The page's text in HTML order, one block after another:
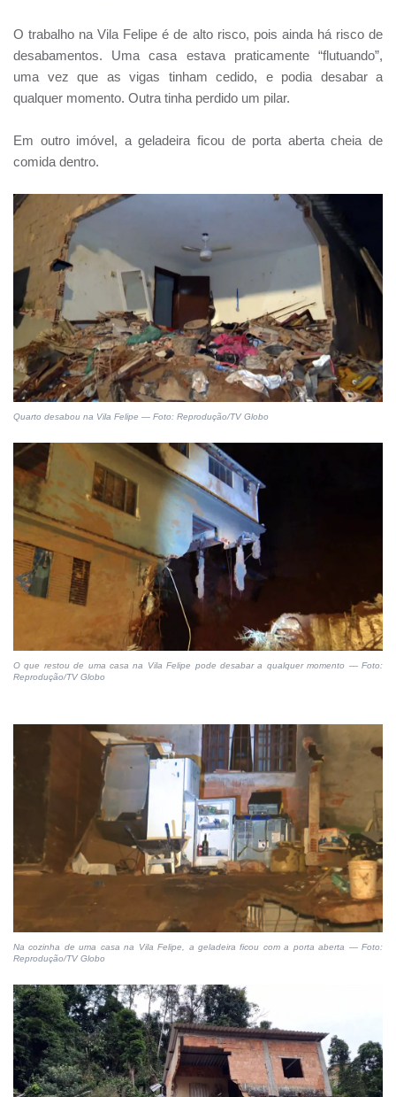
O trabalho na Vila Felipe é de alto risco, pois ainda há risco de
desabamentos. Uma casa estava praticamente “flutuando”,
uma vez que as vigas tinham cedido, e podia desabar a
qualquer momento. Outra tinha perdido um pilar.
Em outro imóvel, a geladeira ficou de porta aberta cheia de
comida dentro.
Quarto desabou na Vila Felipe — Foto: Reprodução/TV Globo
O que restou de uma casa na Vila Felipe pode desabar a qualquer momento — Foto:
Reprodução/TV Globo
Na cozinha de uma casa na Vila Felipe, a geladeira ficou com a porta aberta — Foto:
Reprodução/TV Globo